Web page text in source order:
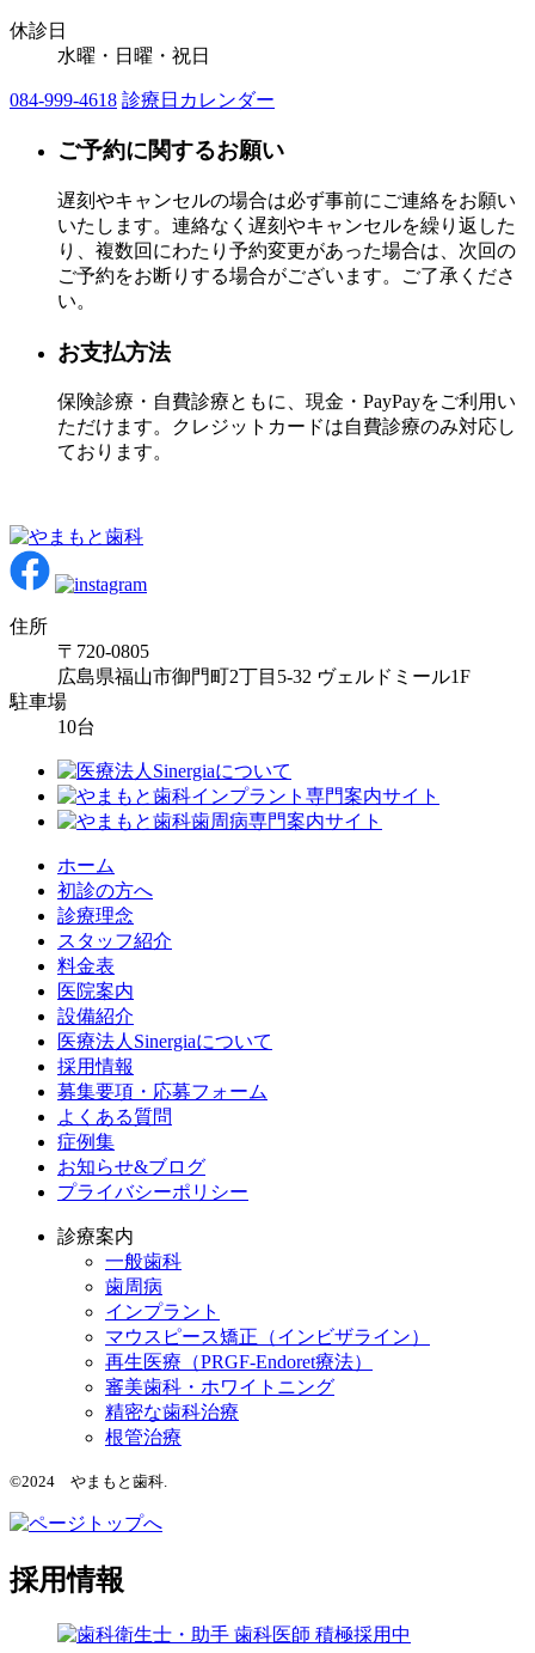
休診日
水曜・日曜・祝日
084-999-4618 診療日カレンダー
ご予約に関するお願い
遅刻やキャンセルの場合は必ず事前にご連絡をお願い
いたします。連絡なく遅刻やキャンセルを繰り返した
り、複数回にわたり予約変更があった場合は、次回の
ご予約をお断りする場合がございます。ご了承くださ
い。
お支払方法
保険診療・自費診療ともに、現金・PayPayをご利用い
ただけます。クレジットカードは自費診療のみ対応し
ております。
住所
〒720-0805
広島県福山市御門町2丁目5-32 ヴェルドミール1F
駐車場
10台
ホーム
初診の方へ
診療理念
スタッフ紹介
料金表
医院案内
設備紹介
医療法人Sinergiaについて
採用情報
募集要項・応募フォーム
よくある質問
症例集
お知らせ&ブログ
プライバシーポリシー
診療案内
一般歯科
歯周病
インプラント
マウスピース矯正（インビザライン）
再生医療（PRGF-Endoret療法）
審美歯科・ホワイトニング
精密な歯科治療
根管治療
©2024 やまもと歯科.
採用情報